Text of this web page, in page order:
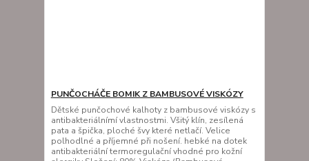
PUNČOCHÁČE BOMIK Z BAMBUSOVÉ VISKÓZY
Dětské punčochové kalhoty z bambusové viskózy s
antibakteriálnímí vlastnostmi. Všitý klín, zesílená
pata a špička, ploché švy které netlačí. Velice
polhodlné a příjemné při nošení. hebké na dotek
antibakteriální termoregulační vhodné pro kožní